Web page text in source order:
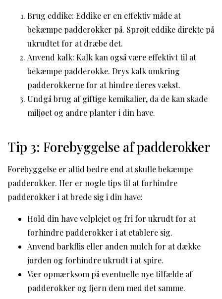
Brug eddike: Eddike er en effektiv måde at
bekæmpe padderokker på. Sprøjt eddike direkte på
ukrudtet for at dræbe det.
Anvend kalk: Kalk kan også være effektivt til at
bekæmpe padderokke. Drys kalk omkring
padderokkerne for at hindre deres vækst.
Undgå brug af giftige kemikalier, da de kan skade
miljøet og andre planter i din have.
Tip 3: Forebyggelse af padderokker
Forebyggelse er altid bedre end at skulle bekæmpe
padderokker. Her er nogle tips til at forhindre
padderokker i at brede sig i din have:
Hold din have velplejet og fri for ukrudt for at
forhindre padderokker i at etablere sig.
Anvend barkflis eller anden mulch for at dække
jorden og forhindre ukrudt i at spire.
Vær opmærksom på eventuelle nye tilfælde af
padderokker og fjern dem med det samme.